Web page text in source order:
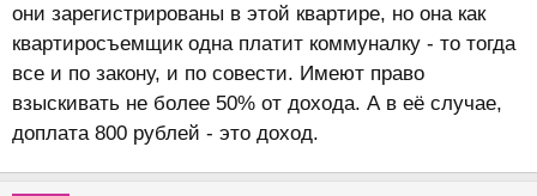
они зарегистрированы в этой квартире, но она как
квартиросъемщик одна платит коммуналку - то тогда
все и по закону, и по совести. Имеют право
взыскивать не более 50% от дохода. А в её случае,
доплата 800 рублей - это доход.